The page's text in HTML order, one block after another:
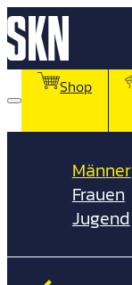
Shop
Männer
Frauen
Jugend